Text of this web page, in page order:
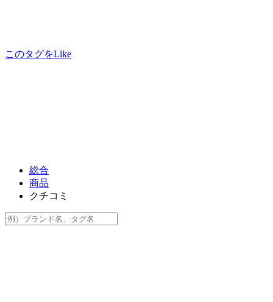
このタグをLike
総合
商品
クチコミ